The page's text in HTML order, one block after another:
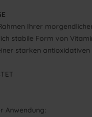
Ihrer
stabile Form von
starken
Anwendung: